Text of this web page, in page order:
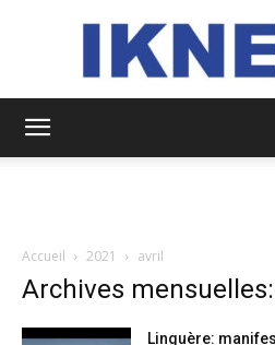
Accueil 2021 avril
Archives
Linguère: